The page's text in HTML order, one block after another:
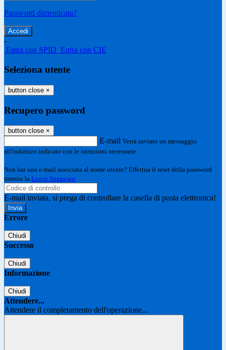
Password dimenticata?
-
Entra con SPID Entra con CIE
Seleziona utente
button close ×
Recupero password
button close ×
E-mail Verrà inviato un messaggio
all'indirizzo indicato con le istruzioni necessarie.
Non hai una e-mail associata al nome utente? Effettua il reset della password
tramite la Login Spaggiari
E-mail inviata, si prega di controllare la casella di posta elettronica!
Errore
Chiudi
Successo
Chiudi
Informazione
Chiudi
Attendere...
Attendere il completamento dell'operazione...